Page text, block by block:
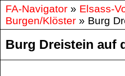
FA-Navigator » Elsass-
Burgen/Klöster » Burg
Burg Dreistein auf